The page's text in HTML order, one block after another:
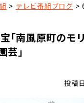
テレビ番組ブログ
｢南風原町のモ
芸｣
投稿